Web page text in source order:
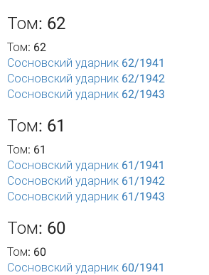
Том: 62
Том: 62
Сосновский ударник 62/1941
Сосновский ударник 62/1942
Сосновский ударник 62/1943
Том: 61
Том: 61
Сосновский ударник 61/1941
Сосновский ударник 61/1942
Сосновский ударник 61/1943
Том: 60
Том: 60
Сосновский ударник 60/1941